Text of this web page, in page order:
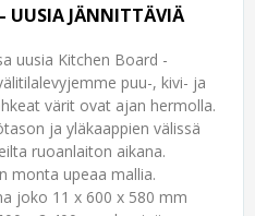
UUSIA JÄNNITTÄVIÄ
uusia Kitchen Board -
puu-, kivi- ja
värit ovat ajan hermolla.
ja yläkaappien välissä
ruoanlaiton aikana.
monta upeaa mallia.
joko 11 x 600 x 580 mm